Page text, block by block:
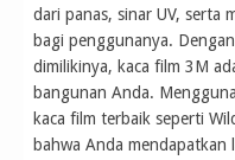
dari panas, sinar UV, serta
bagi penggunanya.
dimilikinya, kaca film 3M
bangunan Anda.
kaca film terbaik seperti
bahwa Anda